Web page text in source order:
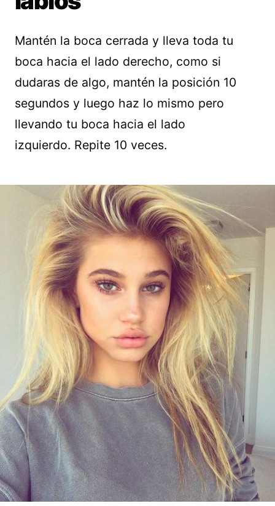
Mantén la boca cerrada y lleva toda tu
boca hacia el lado derecho, como si
dudaras de algo, mantén la posición 10
segundos y luego haz lo mismo pero
llevando tu boca hacia el lado
izquierdo. Repite 10 veces.